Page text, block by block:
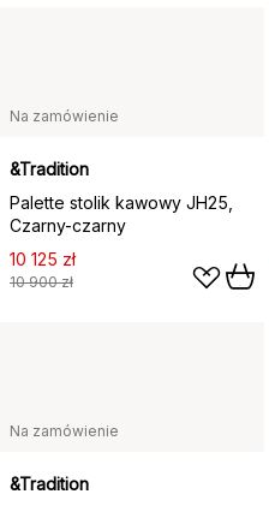
Na zamówienie
&Tradition
Palette stolik kawowy JH25,
Czarny-czarny
10 125 zł
10 900 zł
Na zamówienie
&Tradition